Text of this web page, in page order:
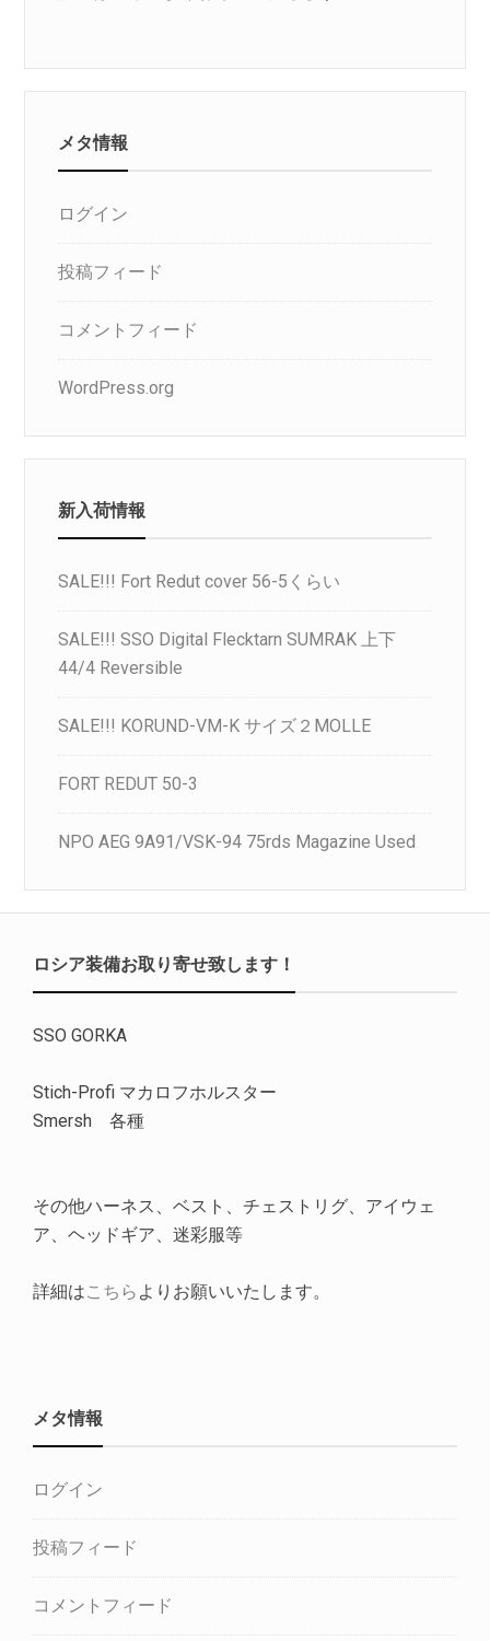
メタ情報
ログイン
投稿フィード
コメントフィード
WordPress.org
新入荷情報
SALE!!! Fort Redut cover 56-5くらい
SALE!!! SSO Digital Flecktarn SUMRAK 上下
44/4 Reversible
SALE!!! KORUND-VM-K サイズ２MOLLE
FORT REDUT 50-3
NPO AEG 9A91/VSK-94 75rds Magazine Used
ロシア装備お取り寄せ致します！
SSO GORKA
Stich-Profi マカロフホルスター
Smersh 各種
その他ハーネス、ベスト、チェストリグ、アイウェ
ア、ヘッドギア、迷彩服等
詳細はこちら よりお願いいたします。
メタ情報
ログイン
投稿フィード
コメントフィード